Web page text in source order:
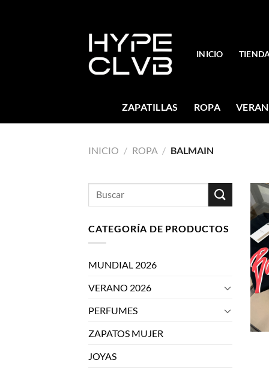
INICIO
ZAPATILLAS ROPA
INICIO / ROPA / BALMAIN
Buscar
CATEGORÍA DE PRODUCTOS
MUNDIAL 2026
VERANO 2026
PERFUMES
ZAPATOS MUJER
JOYAS